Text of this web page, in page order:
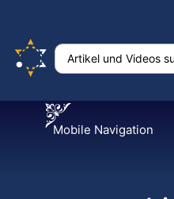
Mobile Navigation